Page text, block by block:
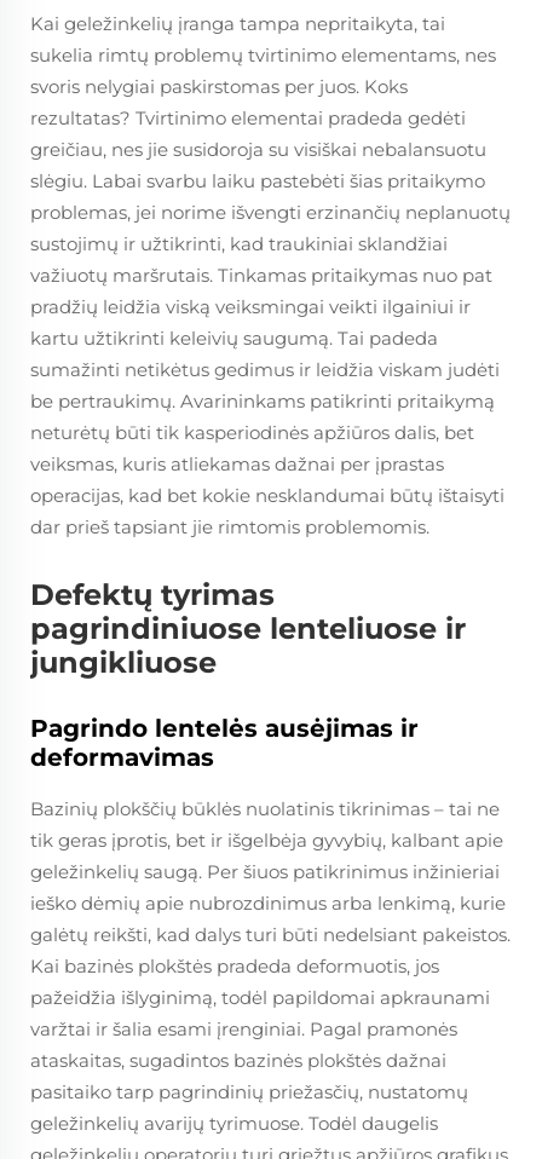
Kai geležinkelių įranga tampa nepritaikyta, tai
sukelia rimtų problemų tvirtinimo elementams, nes
svoris nelygiai paskirstomas per juos. Koks
rezultatas? Tvirtinimo elementai pradeda gedėti
greičiau, nes jie susidoroja su visiškai nebalansuotu
slėgiu. Labai svarbu laiku pastebėti šias pritaikymo
problemas, jei norime išvengti erzinančių neplanuotų
sustojimų ir užtikrinti, kad traukiniai sklandžiai
važiuotų maršrutais. Tinkamas pritaikymas nuo pat
pradžių leidžia viską veiksmingai veikti ilgainiui ir
kartu užtikrinti keleivių saugumą. Tai padeda
sumažinti netikėtus gedimus ir leidžia viskam judėti
be pertraukimų. Avarininkams patikrinti pritaikymą
neturėtų būti tik kasperiodinės apžiūros dalis, bet
veiksmas, kuris atliekamas dažnai per įprastas
operacijas, kad bet kokie nesklandumai būtų ištaisyti
dar prieš tapsiant jie rimtomis problemomis.
Defektų tyrimas
pagrindiniuose lenteliuose ir
jungikliuose
Pagrindo lentelės ausėjimas ir
deformavimas
Bazinių plokščių būklės nuolatinis tikrinimas – tai ne
tik geras įprotis, bet ir išgelbėja gyvybių, kalbant apie
geležinkelių saugą. Per šiuos patikrinimus inžinieriai
ieško dėmių apie nubrozdinimus arba lenkimą, kurie
galėtų reikšti, kad dalys turi būti nedelsiant pakeistos.
Kai bazinės plokštės pradeda deformuotis, jos
pažeidžia išlyginimą, todėl papildomai apkraunami
varžtai ir šalia esami įrenginiai. Pagal pramonės
ataskaitas, sugadintos bazinės plokštės dažnai
pasitaiko tarp pagrindinių priežasčių, nustatomų
geležinkelių avarijų tyrimuose. Todėl daugelis